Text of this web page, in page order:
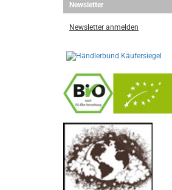
Newsletter
Newsletter anmelden